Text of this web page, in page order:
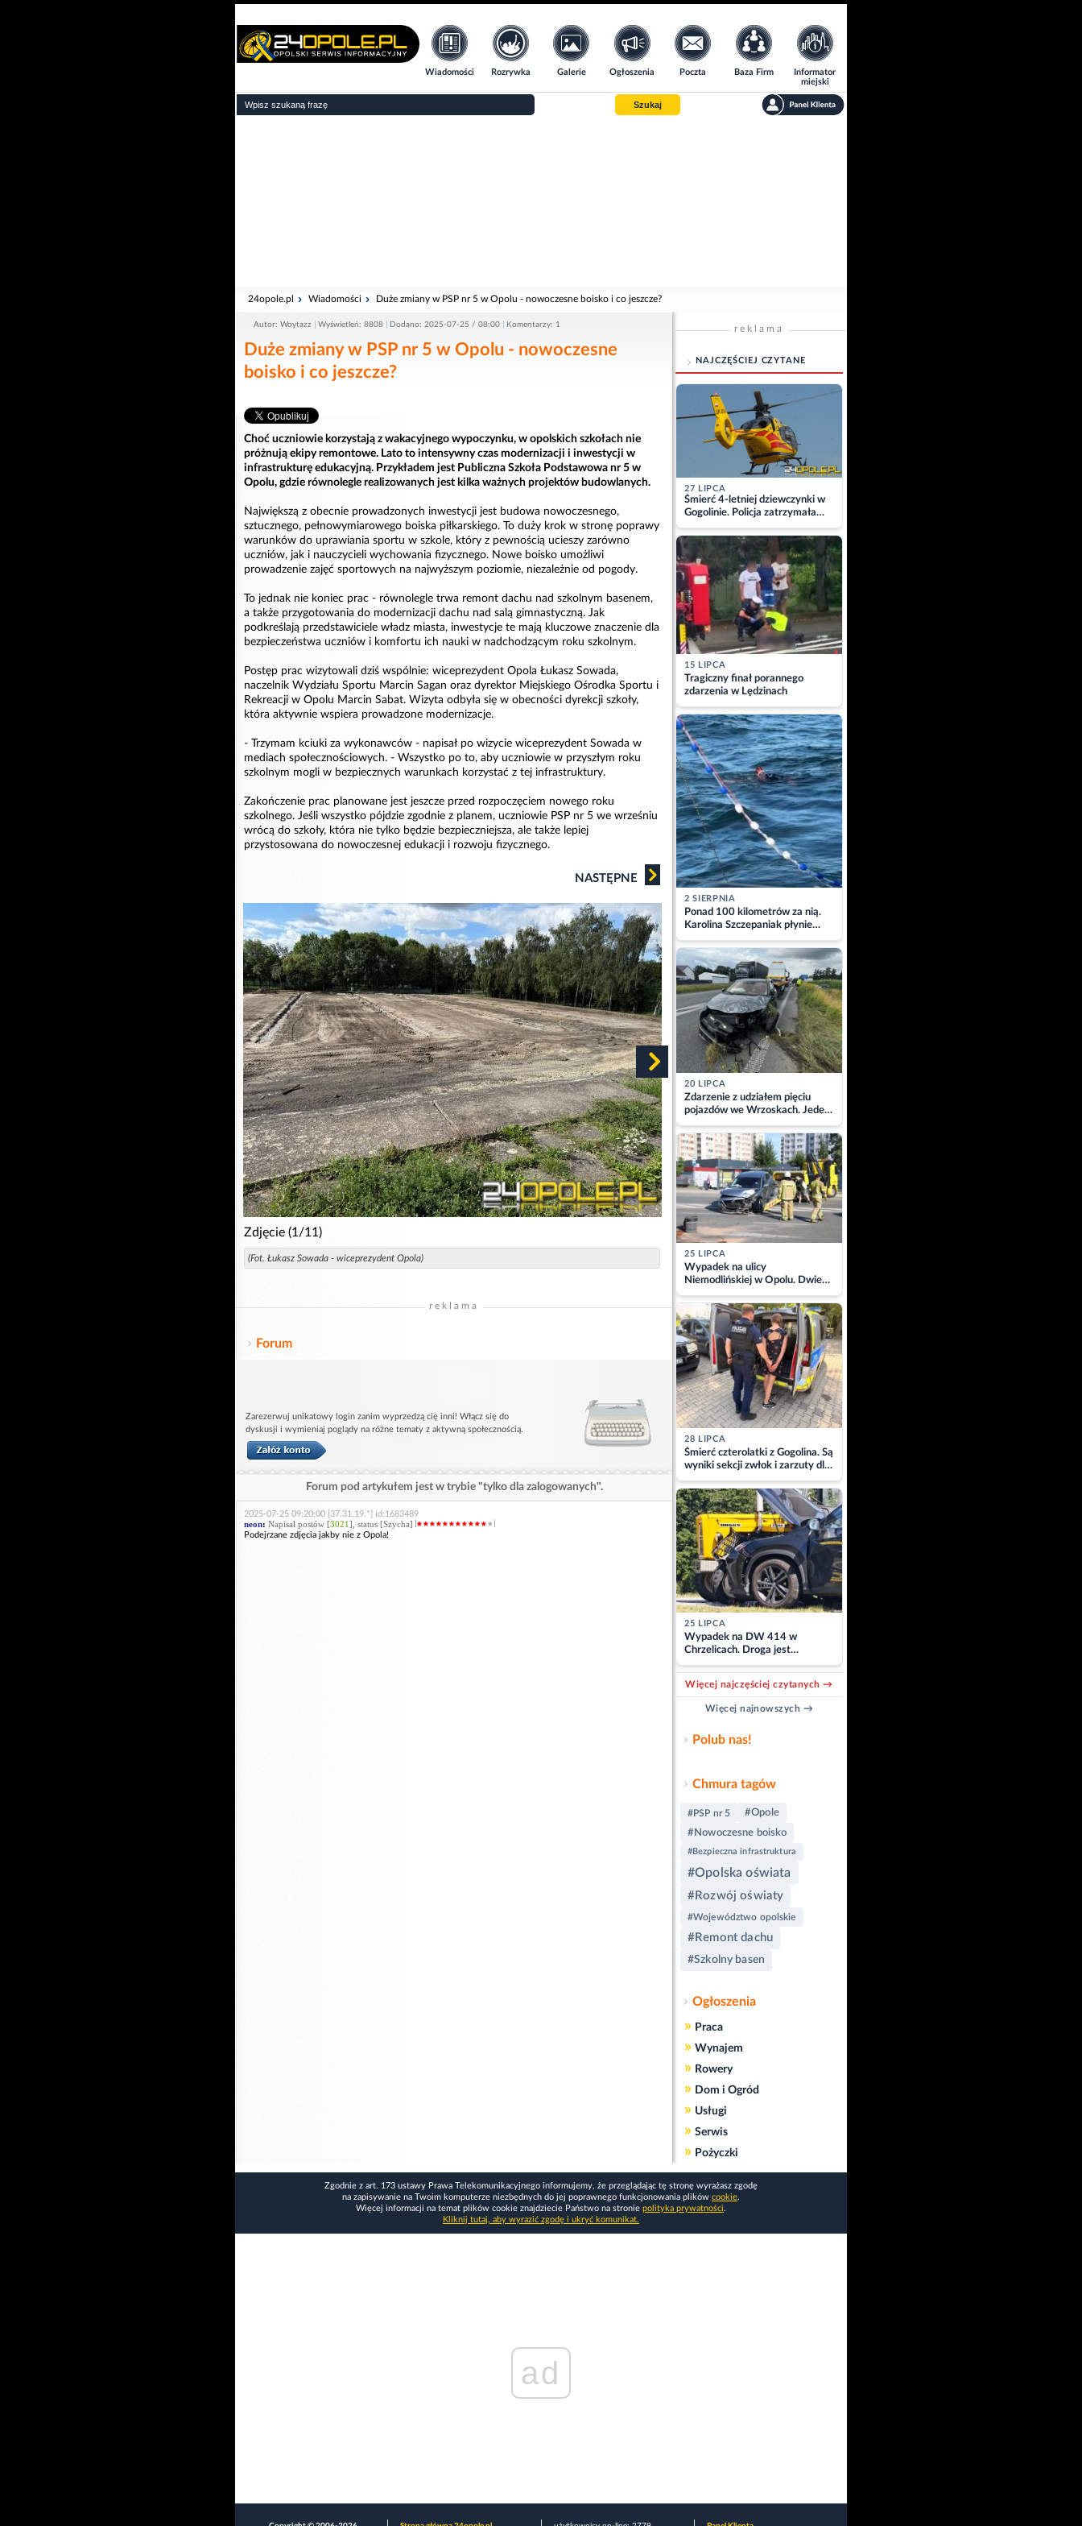
Wiadomości Rozrywka Galerie Ogłoszenia Poczta Baza Firm
Informator
miejski
Szukaj
24opole.pl Wiadomości Duże zmiany w PSP nr 5 w Opolu - nowoczesne boisko i co jeszcze?
Autor: Woytazz Wyświetleń: 8808 Dodano: 2025-07-25 / 08:00 Komentarzy: 1
Duże zmiany w PSP nr 5 w Opolu - nowoczesne
boisko i co jeszcze?
Choć uczniowie korzystają z wakacyjnego wypoczynku, w opolskich szkołach nie
próżnują ekipy remontowe. Lato to intensywny czas modernizacji i inwestycji w
infrastrukturę edukacyjną. Przykładem jest Publiczna Szkoła Podstawowa nr 5 w
Opolu, gdzie równolegle realizowanych jest kilka ważnych projektów budowlanych.
Największą z obecnie prowadzonych inwestycji jest budowa nowoczesnego,
sztucznego, pełnowymiarowego boiska piłkarskiego. To duży krok w stronę poprawy
warunków do uprawiania sportu w szkole, który z pewnością ucieszy zarówno
uczniów, jak i nauczycieli wychowania fizycznego. Nowe boisko umożliwi
prowadzenie zajęć sportowych na najwyższym poziomie, niezależnie od pogody.
To jednak nie koniec prac - równolegle trwa remont dachu nad szkolnym basenem,
a także przygotowania do modernizacji dachu nad salą gimnastyczną. Jak
podkreślają przedstawiciele władz miasta, inwestycje te mają kluczowe znaczenie dla
bezpieczeństwa uczniów i komfortu ich nauki w nadchodzącym roku szkolnym.
Postęp prac wizytowali dziś wspólnie: wiceprezydent Opola Łukasz Sowada,
naczelnik Wydziału Sportu Marcin Sagan oraz dyrektor Miejskiego Ośrodka Sportu i
Rekreacji w Opolu Marcin Sabat. Wizyta odbyła się w obecności dyrekcji szkoły,
która aktywnie wspiera prowadzone modernizacje.
- Trzymam kciuki za wykonawców - napisał po wizycie wiceprezydent Sowada w
mediach społecznościowych. - Wszystko po to, aby uczniowie w przyszłym roku
szkolnym mogli w bezpiecznych warunkach korzystać z tej infrastruktury.
Zakończenie prac planowane jest jeszcze przed rozpoczęciem nowego roku
szkolnego. Jeśli wszystko pójdzie zgodnie z planem, uczniowie PSP nr 5 we wrześniu
wrócą do szkoły, która nie tylko będzie bezpieczniejsza, ale także lepiej
przystosowana do nowoczesnej edukacji i rozwoju fizycznego.
NASTĘPNE
Zdjęcie (1/11)
(Fot. Łukasz Sowada - wiceprezydent Opola)
reklama
Forum
Zarezerwuj unikatowy login zanim wyprzedzą cię inni! Włącz się do
dyskusji i wymieniaj poglądy na różne tematy z aktywną społecznością.
Forum pod artykułem jest w trybie "tylko dla zalogowanych".
2025-07-25 09:20:00 [37.31.19.*] id:1683489
neon: Napisał postów [3021], status [Szycha]
Podejrzane zdjęcia jakby nie z Opola!
reklama
NAJCZĘŚCIEJ CZYTANE
27 LIPCA
Śmierć 4-letniej dziewczynki w
Gogolinie. Policja zatrzymała
matkę
15 LIPCA
Tragiczny finał porannego
zdarzenia w Lędzinach
2 SIERPNIA
Ponad 100 kilometrów za nią.
Karolina Szczepaniak płynie
przez Bałtyk dla Piotra.
Aktualizacja
20 LIPCA
Zdarzenie z udziałem pięciu
pojazdów we Wrzoskach. Jeden
z kierowców zabrany w
kajdankach
25 LIPCA
Wypadek na ulicy
Niemodlińskiej w Opolu. Dwie
osoby w szpitalu
28 LIPCA
Śmierć czterolatki z Gogolina. Są
wyniki sekcji zwłok i zarzuty dla
matki
25 LIPCA
Wypadek na DW 414 w
Chrzelicach. Droga jest
zablokowana
Więcej najczęściej czytanych →
Więcej najnowszych →
Polub nas!
Chmura tagów
#PSP nr 5
#Opole
#Nowoczesne boisko
#Bezpieczna infrastruktura
#Opolska oświata
#Rozwój oświaty
#Województwo opolskie
#Remont dachu
#Szkolny basen
Ogłoszenia
» Praca
» Wynajem
» Rowery
» Dom i Ogród
» Usługi
» Serwis
» Pożyczki
Zgodnie z art. 173 ustawy Prawa Telekomunikacyjnego informujemy, że przeglądając tę stronę wyrażasz zgodę
na zapisywanie na Twoim komputerze niezbędnych do jej poprawnego funkcjonowania plików cookie.
Więcej informacji na temat plików cookie znajdziecie Państwo na stronie polityka prywatności.
Kliknij tutaj, aby wyrazić zgodę i ukryć komunikat.
ad